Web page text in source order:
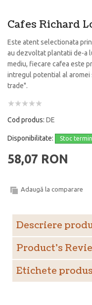
Cafes Richard
Este atent selectionata
au dezvoltat plantatii de-a
mediu, fiecare cafea este
intregul potential al aromei
trade".
Cod produs: DE
Disponibilitate: Stoc
58,07 RON
Adaugă la comparare
Descriere
Product's
Etichete